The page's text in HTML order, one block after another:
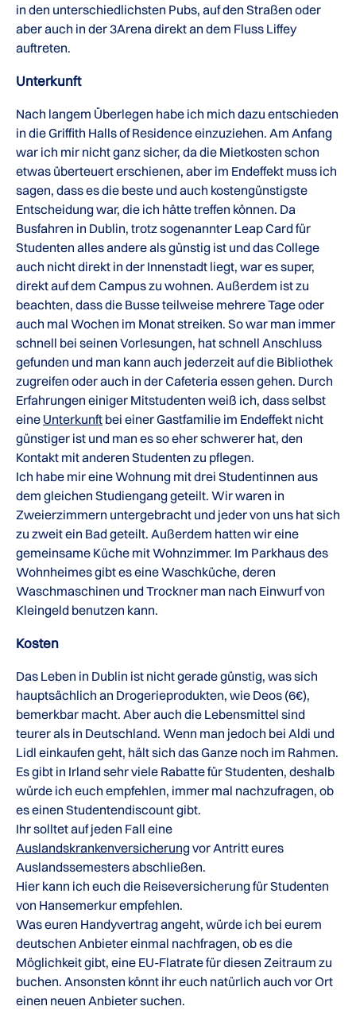
in den unterschiedlichsten Pubs, auf den Straßen oder
aber auch in der 3Arena direkt an dem Fluss Liffey
auftreten.
Unterkunft
Nach langem Überlegen habe ich mich dazu entschieden
in die Griffith Halls of Residence einzuziehen. Am Anfang
war ich mir nicht ganz sicher, da die Mietkosten schon
etwas überteuert erschienen, aber im Endeffekt muss ich
sagen, dass es die beste und auch kostengünstigste
Entscheidung war, die ich hätte treffen können. Da
Busfahren in Dublin, trotz sogenannter Leap Card für
Studenten alles andere als günstig ist und das College
auch nicht direkt in der Innenstadt liegt, war es super,
direkt auf dem Campus zu wohnen. Außerdem ist zu
beachten, dass die Busse teilweise mehrere Tage oder
auch mal Wochen im Monat streiken. So war man immer
schnell bei seinen Vorlesungen, hat schnell Anschluss
gefunden und man kann auch jederzeit auf die Bibliothek
zugreifen oder auch in der Cafeteria essen gehen. Durch
Erfahrungen einiger Mitstudenten weiß ich, dass selbst
eine Unterkunft bei einer Gastfamilie im Endeffekt nicht
günstiger ist und man es so eher schwerer hat, den
Kontakt mit anderen Studenten zu pflegen.
Ich habe mir eine Wohnung mit drei Studentinnen aus
dem gleichen Studiengang geteilt. Wir waren in
Zweierzimmern untergebracht und jeder von uns hat sich
zu zweit ein Bad geteilt. Außerdem hatten wir eine
gemeinsame Küche mit Wohnzimmer. Im Parkhaus des
Wohnheimes gibt es eine Waschküche, deren
Waschmaschinen und Trockner man nach Einwurf von
Kleingeld benutzen kann.
Kosten
Das Leben in Dublin ist nicht gerade günstig, was sich
hauptsächlich an Drogerieprodukten, wie Deos (6€),
bemerkbar macht. Aber auch die Lebensmittel sind
teurer als in Deutschland. Wenn man jedoch bei Aldi und
Lidl einkaufen geht, hält sich das Ganze noch im Rahmen.
Es gibt in Irland sehr viele Rabatte für Studenten, deshalb
würde ich euch empfehlen, immer mal nachzufragen, ob
es einen Studentendiscount gibt.
Ihr solltet auf jeden Fall eine
Auslandskrankenversicherung vor Antritt eures
Auslandssemesters abschließen.
Hier kann ich euch die Reiseversicherung für Studenten
von Hansemerkur empfehlen.
Was euren Handyvertrag angeht, würde ich bei eurem
deutschen Anbieter einmal nachfragen, ob es die
Möglichkeit gibt, eine EU-Flatrate für diesen Zeitraum zu
buchen. Ansonsten könnt ihr euch natürlich auch vor Ort
einen neuen Anbieter suchen.